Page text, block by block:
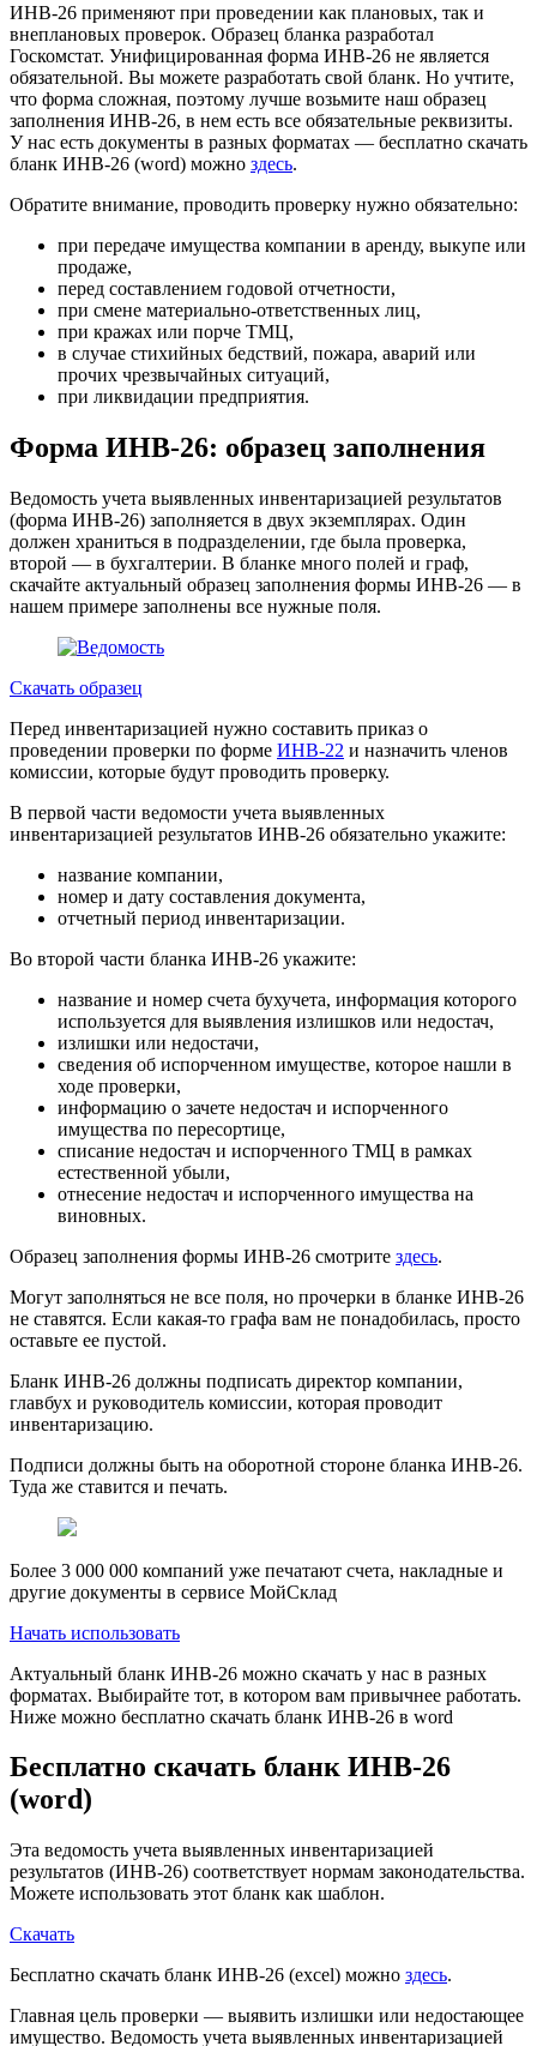
ИНВ-26 применяют при проведении как плановых, так и
внеплановых проверок. Образец бланка разработал
Госкомстат. Унифицированная форма ИНВ-26 не является
обязательной. Вы можете разработать свой бланк. Но учтите,
что форма сложная, поэтому лучше возьмите наш образец
заполнения ИНВ-26, в нем есть все обязательные реквизиты.
У нас есть документы в разных форматах — бесплатно скачать
бланк ИНВ-26 (word) можно здесь.
Обратите внимание, проводить проверку нужно обязательно:
при передаче имущества компании в аренду, выкупе или
продаже,
перед составлением годовой отчетности,
при смене материально-ответственных лиц,
при кражах или порче ТМЦ,
в случае стихийных бедствий, пожара, аварий или
прочих чрезвычайных ситуаций,
при ликвидации предприятия.
Форма ИНВ-26: образец заполнения
Ведомость учета выявленных инвентаризацией результатов
(форма ИНВ-26) заполняется в двух экземплярах. Один
должен храниться в подразделении, где была проверка,
второй — в бухгалтерии. В бланке много полей и граф,
скачайте актуальный образец заполнения формы ИНВ-26 — в
нашем примере заполнены все нужные поля.
Скачать образец
Перед инвентаризацией нужно составить приказ о
проведении проверки по форме ИНВ-22 и назначить членов
комиссии, которые будут проводить проверку.
В первой части ведомости учета выявленных
инвентаризацией результатов ИНВ-26 обязательно укажите:
название компании,
номер и дату составления документа,
отчетный период инвентаризации.
Во второй части бланка ИНВ-26 укажите:
название и номер счета бухучета, информация которого
используется для выявления излишков или недостач,
излишки или недостачи,
сведения об испорченном имуществе, которое нашли в
ходе проверки,
информацию о зачете недостач и испорченного
имущества по пересортице,
списание недостач и испорченного ТМЦ в рамках
естественной убыли,
отнесение недостач и испорченного имущества на
виновных.
Образец заполнения формы ИНВ-26 смотрите здесь.
Могут заполняться не все поля, но прочерки в бланке ИНВ-26
не ставятся. Если какая-то графа вам не понадобилась, просто
оставьте ее пустой.
Бланк ИНВ-26 должны подписать директор компании,
главбух и руководитель комиссии, которая проводит
инвентаризацию.
Подписи должны быть на оборотной стороне бланка ИНВ-26.
Туда же ставится и печать.
Более 3 000 000 компаний уже печатают счета, накладные и
другие документы в сервисе МойСклад
Начать использовать
Актуальный бланк ИНВ-26 можно скачать у нас в разных
форматах. Выбирайте тот, в котором вам привычнее работать.
Ниже можно бесплатно скачать бланк ИНВ-26 в word
Бесплатно скачать бланк ИНВ-26
(word)
Эта ведомость учета выявленных инвентаризацией
результатов (ИНВ-26) соответствует нормам законодательства.
Можете использовать этот бланк как шаблон.
Скачать
Бесплатно скачать бланк ИНВ-26 (excel) можно здесь.
Главная цель проверки — выявить излишки или недостающее
имущество. Ведомость учета выявленных инвентаризацией